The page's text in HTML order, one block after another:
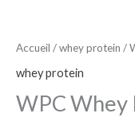
Accueil /whey protein /
whey protein
WPC Whey